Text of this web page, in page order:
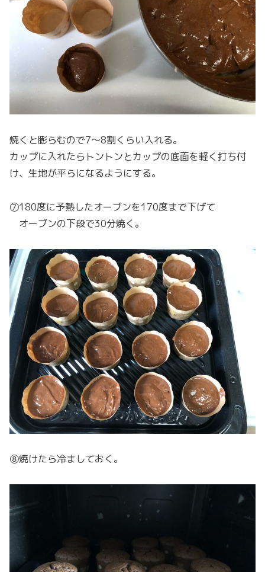
焼くと膨らむので7〜8割くらい入れる。
カップに入れたらトントンとカップの底面を軽く打ち付
け、生地が平らになるようにする。
⑦180度に予熱したオーブンを170度まで下げて
オーブンの下段で30分焼く。
⑧焼けたら冷ましておく。